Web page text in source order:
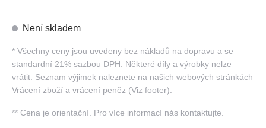
Není skladem
* Všechny ceny jsou uvedeny bez nákladů na dopravu a se
standardní 21% sazbou DPH. Některé díly a výrobky nelze
vrátit. Seznam výjimek naleznete na našich webových stránkách
Vrácení zboží a vrácení peněz (Viz footer).
** Cena je orientační. Pro více informací nás kontaktujte.